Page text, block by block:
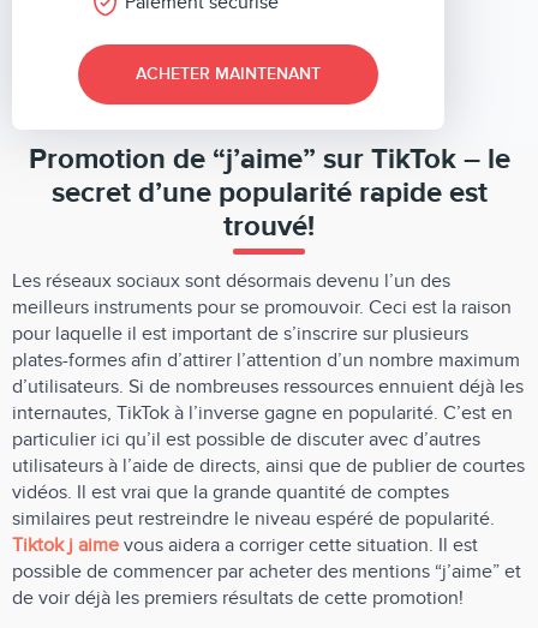
ACHETER MAINTENANT
Promotion de “j’aime” sur TikTok – le
secret d’une popularité rapide est
trouvé!
Les réseaux sociaux sont désormais devenu l’un des
meilleurs instruments pour se promouvoir. Ceci est la raison
pour laquelle il est important de s’inscrire sur plusieurs
plates-formes afin d’attirer l’attention d’un nombre maximum
d’utilisateurs. Si de nombreuses ressources ennuient déjà les
internautes, TikTok à l’inverse gagne en popularité. C’est en
particulier ici qu’il est possible de discuter avec d’autres
utilisateurs à l’aide de directs, ainsi que de publier de courtes
vidéos. Il est vrai que la grande quantité de comptes
similaires peut restreindre le niveau espéré de popularité.
Tiktok j aime vous aidera a corriger cette situation. Il est
possible de commencer par acheter des mentions “j’aime” et
de voir déjà les premiers résultats de cette promotion!